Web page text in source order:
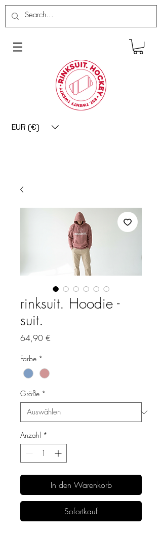
EUR (€)
rinksuit. Hoodie -
suit.
64,90 €
Farbe *
Größe *
Anzahl *
In den Warenkorb
Sofortkauf